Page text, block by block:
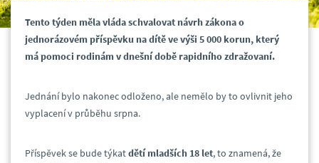
Tento týden měla vláda schvalovat návrh zákona o
jednorázovém příspěvku na dítě ve výši 5 000 korun, který
má pomoci rodinám v dnešní době rapidního zdražovaní.
Jednání bylo nakonec odloženo, ale nemělo by to ovlivnit jeho
vyplacení v průběhu srpna.
Příspěvek se bude týkatdětí mladších 18 let, to znamená, že